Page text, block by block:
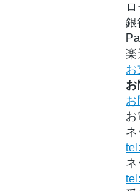
銀
楽
お
お
お
お
ネ
ネ